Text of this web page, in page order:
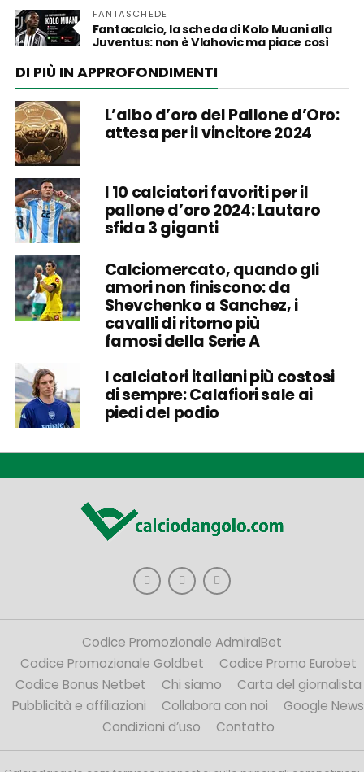
FANTASCHEDE
Fantacalcio, la scheda di Kolo Muani alla
Juventus: non è Vlahovic ma piace così
DI PIÙ IN APPROFONDIMENTI
L’albo d’oro del Pallone d’Oro:
attesa per il vincitore 2024
I 10 calciatori favoriti per il
pallone d’oro 2024: Lautaro
sfida 3 giganti
Calciomercato, quando gli
amori non finiscono: da
Shevchenko a Sanchez, i
cavalli di ritorno più
famosi della Serie A
I calciatori italiani più costosi
di sempre: Calafiori sale ai
piedi del podio
Codice Promozionale AdmiralBet
Codice Promozionale Goldbet
Codice Promo Eurobet
Codice Bonus Netbet
Chi siamo
Carta del giornalista
Pubblicità e affiliazioni
Collabora con noi
Google News
Condizioni d’uso
Contatto